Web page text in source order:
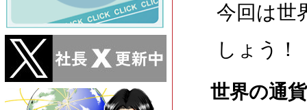
今回は世
しょう！
世界の通